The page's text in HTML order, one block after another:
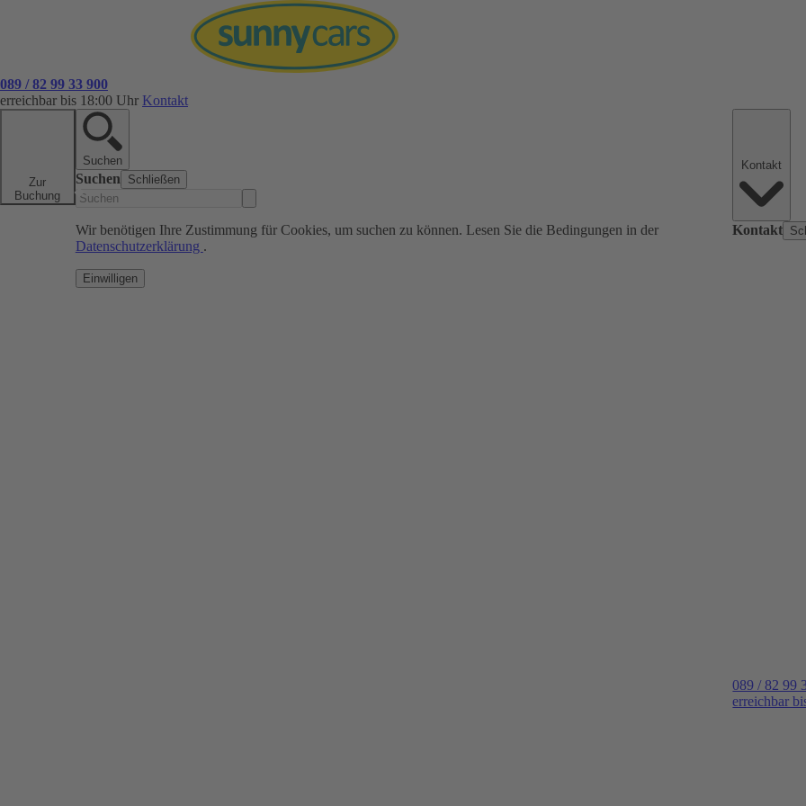
089 / 82 99 33 900
erreichbar bis 18:00 Uhr Kontakt
Zur
Buchung
Suchen
Suchen Schließen
Wir benötigen Ihre Zustimmung für Cookies, um suchen zu können. Lesen Sie die Bedingungen in der
Datenschutzerklärung .
Einwilligen
Kontakt
089 / 82 99
erreichbar